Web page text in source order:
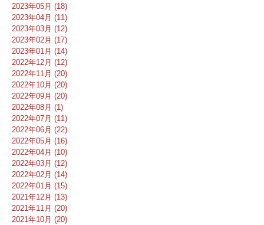
2023年05月 (18)
2023年04月 (11)
2023年03月 (12)
2023年02月 (17)
2023年01月 (14)
2022年12月 (12)
2022年11月 (20)
2022年10月 (20)
2022年09月 (20)
2022年08月 (1)
2022年07月 (11)
2022年06月 (22)
2022年05月 (16)
2022年04月 (10)
2022年03月 (12)
2022年02月 (14)
2022年01月 (15)
2021年12月 (13)
2021年11月 (20)
2021年10月 (20)